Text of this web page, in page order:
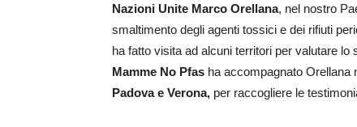
Nazioni Unite Marco Orellana, nel nostro
smaltimento degli agenti tossici e dei rifiuti
ha fatto visita ad alcuni territori per valutare
Mamme No Pfas ha accompagnato Orellana
Padova e Verona, per raccogliere le